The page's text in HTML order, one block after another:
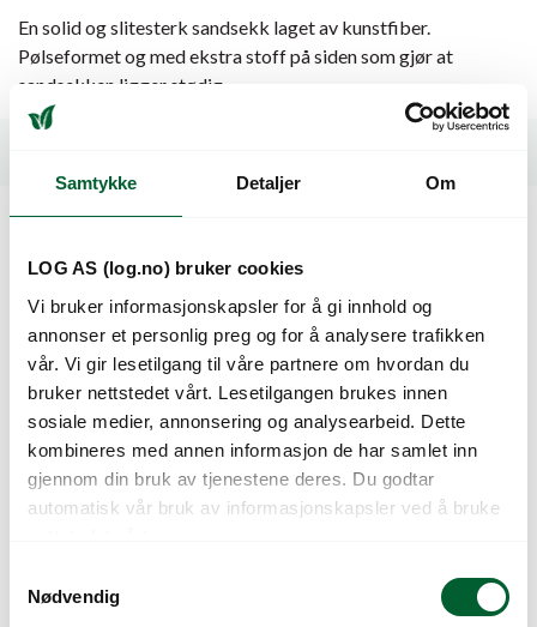
Samtykke Detaljer Om
LOG AS (log.no) bruker cookies
Vi bruker informasjonskapsler for å gi innhold og
annonser et personlig preg og for å analysere trafikken
vår. Vi gir lesetilgang til våre partnere om hvordan du
bruker nettstedet vårt. Lesetilgangen brukes innen
sosiale medier, annonsering og analysearbeid. Dette
kombineres med annen informasjon de har samlet inn
gjennom din bruk av tjenestene deres. Du godtar
automatisk vår bruk av informasjonskapsler ved å bruke
Nødvendig
En solid og slitesterk sandsekk laget av kunstfiber.
Pølseformet og med ekstra stoff på siden som gjør at
sandsekken ligger stødig.
Kunder så også på
ANKERFESTE FOR
ANKERFESTE FOR
DUK / BÅND, PK 150